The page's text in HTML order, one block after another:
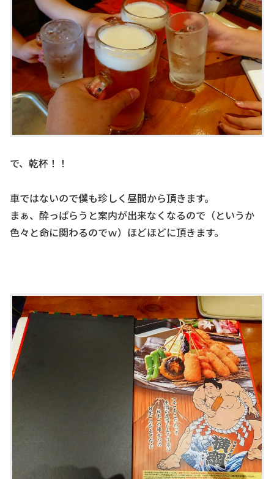
で、乾杯！！
車ではないので僕も珍しく昼間から頂きます。
まぁ、酔っぱらうと案内が出来なくなるので（というか
色々と命に関わるのでｗ）ほどほどに頂きます。